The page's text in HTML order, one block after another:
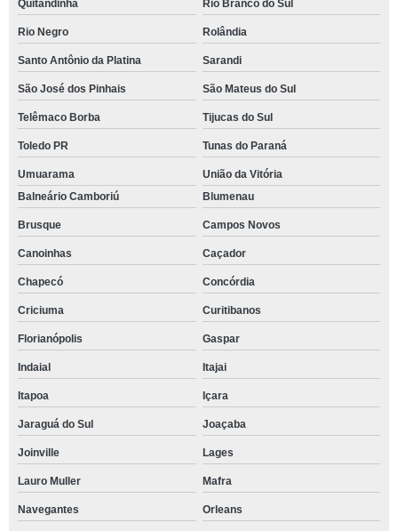
Quitandinha Rio Branco do Sul
Rio Negro Rolândia
Santo Antônio da Platina Sarandi
São José dos Pinhais São Mateus do Sul
Telêmaco Borba Tijucas do Sul
Toledo PR Tunas do Paraná
Umuarama
União da Vitória
Balneário Camboriú
Blumenau
Brusque Campos Novos
Canoinhas Caçador
Chapecó Concórdia
Criciuma Curitibanos
Florianópolis Gaspar
Indaial Itajai
Itapoa Içara
Jaraguá do Sul Joaçaba
Joinville Lages
Lauro Muller Mafra
Navegantes Orleans